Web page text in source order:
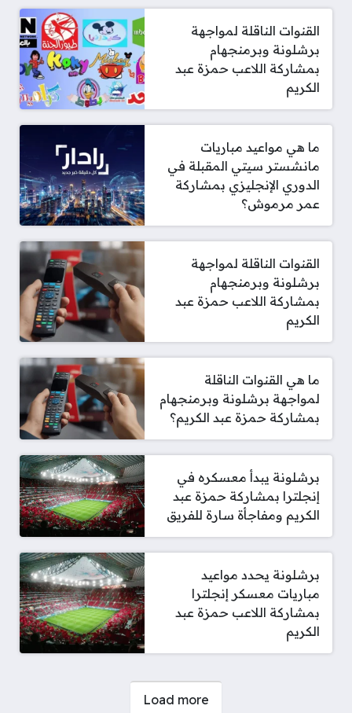
القنوات الناقلة لمواجهة
برشلونة وبرمنجهام
بمشاركة اللاعب حمزة عبد
الكريم
ما هي مواعيد مباريات
مانشستر سيتي المقبلة في
الدوري الإنجليزي بمشاركة
عمر مرموش؟
القنوات الناقلة لمواجهة
برشلونة وبرمنجهام
بمشاركة اللاعب حمزة عبد
الكريم
ما هي القنوات الناقلة
لمواجهة برشلونة وبرمنجهام
بمشاركة حمزة عبد الكريم؟
برشلونة يبدأ معسكره في
إنجلترا بمشاركة حمزة عبد
الكريم ومفاجأة سارة للفريق
برشلونة يحدد مواعيد
مباريات معسكر إنجلترا
بمشاركة اللاعب حمزة عبد
الكريم
Load more